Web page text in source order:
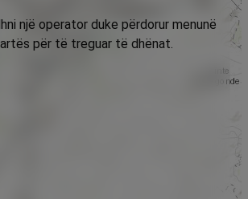
një operator duke përdorur menunë
për të treguar të dhënat.